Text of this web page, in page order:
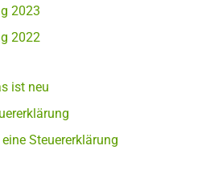
2023
2022
ist neu
Steuererklärung